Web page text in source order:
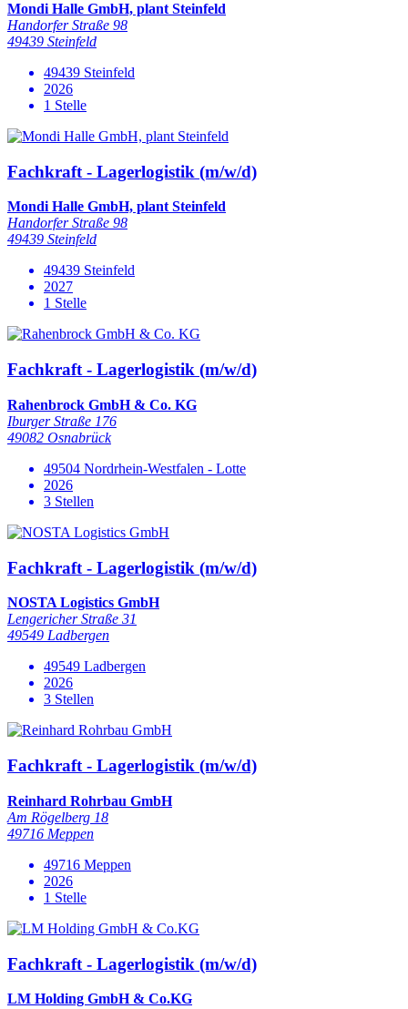
Mondi Halle GmbH, plant Steinfeld
Handorfer Straße 98
49439 Steinfeld
49439 Steinfeld
2026
1 Stelle
Fachkraft - Lagerlogistik (m/w/d)
Mondi Halle GmbH, plant Steinfeld
Handorfer Straße 98
49439 Steinfeld
49439 Steinfeld
2027
1 Stelle
Fachkraft - Lagerlogistik (m/w/d)
Rahenbrock GmbH & Co. KG
Iburger Straße 176
49082 Osnabrück
49504 Nordrhein-Westfalen - Lotte
2026
3 Stellen
Fachkraft - Lagerlogistik (m/w/d)
NOSTA Logistics GmbH
Lengericher Straße 31
49549 Ladbergen
49549 Ladbergen
2026
3 Stellen
Fachkraft - Lagerlogistik (m/w/d)
Reinhard Rohrbau GmbH
Am Rögelberg 18
49716 Meppen
49716 Meppen
2026
1 Stelle
Fachkraft - Lagerlogistik (m/w/d)
LM Holding GmbH & Co.KG